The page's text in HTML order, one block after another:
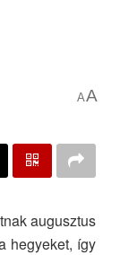
AA
augusztus
hegyeket, így